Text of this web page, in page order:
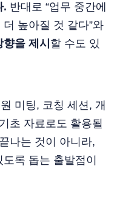
. 반대로 “업무 중간에
높아질 것 같다”와
을 제시 할 수도 있
미팅, 코칭 세션, 개
초 자료로도 활용될
나는 것이 아니라,
록 돕는 출발점이